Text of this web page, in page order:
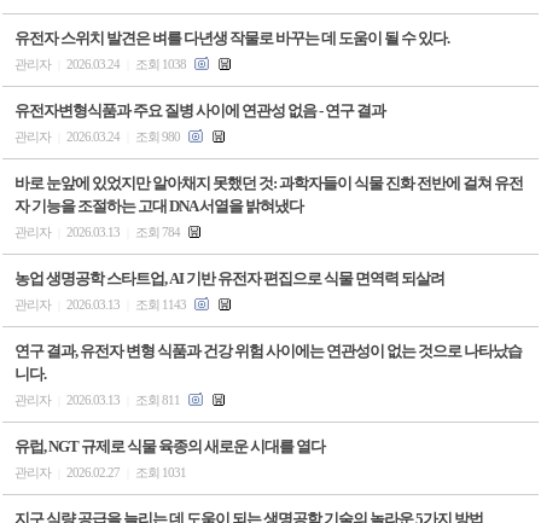
유전자 스위치 발견은 벼를 다년생 작물로 바꾸는 데 도움이 될 수 있다.
관리자 2026.03.24 조회 1038
유전자변형식품과 주요 질병 사이에 연관성 없음 - 연구 결과
관리자 2026.03.24 조회 980
바로 눈앞에 있었지만 알아채지 못했던 것: 과학자들이 식물 진화 전반에 걸쳐 유전
자 기능을 조절하는 고대 DNA 서열을 밝혀냈다
관리자 2026.03.13 조회 784
농업 생명공학 스타트업, AI 기반 유전자 편집으로 식물 면역력 되살려
관리자 2026.03.13 조회 1143
연구 결과, 유전자 변형 식품과 건강 위험 사이에는 연관성이 없는 것으로 나타났습
니다.
관리자 2026.03.13 조회 811
유럽, NGT 규제로 식물 육종의 새로운 시대를 열다
관리자 2026.02.27 조회 1031
지구 식량 공급을 늘리는 데 도움이 되는 생명공학 기술의 놀라운 5가지 방법